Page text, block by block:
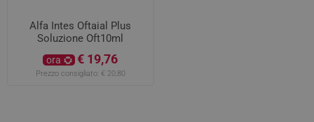
Alfa Intes Oftaial Plus
Soluzione Oft10ml
ora € 19,76
Prezzo consigliato: € 20,80